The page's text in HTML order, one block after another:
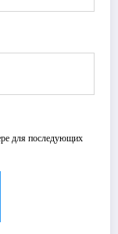
для последующих